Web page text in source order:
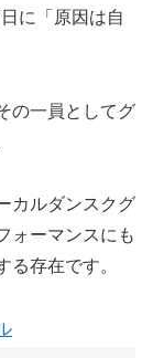
に「原因は自
の一員としてグ
カルダンスクグ
ォーマンスにも
る存在です。